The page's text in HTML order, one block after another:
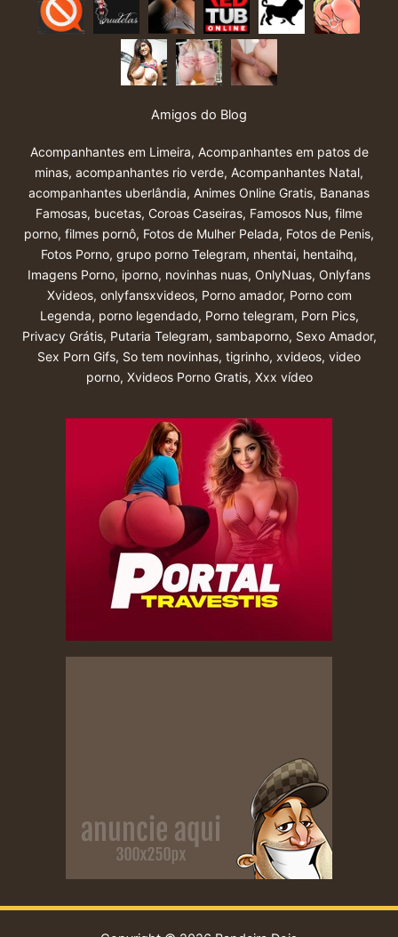
Amigos do Blog
Acompanhantes em Limeira, Acompanhantes em patos de
minas, acompanhantes rio verde, Acompanhantes Natal,
acompanhantes uberlândia, Animes Online Gratis, Bananas
Famosas, bucetas, Coroas Caseiras, Famosos Nus, filme
porno, filmes pornô, Fotos de Mulher Pelada, Fotos de Penis,
Fotos Porno, grupo porno Telegram, nhentai, hentaihq,
Imagens Porno, iporno, novinhas nuas, OnlyNuas, Onlyfans
Xvideos, onlyfansxvideos, Porno amador, Porno com
Legenda, porno legendado, Porno telegram, Porn Pics,
Privacy Grátis, Putaria Telegram, sambaporno, Sexo Amador,
Sex Porn Gifs, So tem novinhas, tigrinho, xvideos, video
porno, Xvideos Porno Gratis, Xxx vídeo